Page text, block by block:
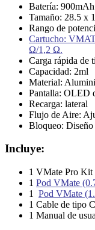
Batería:
Tamaño: 28.5 x
Rango de
Cartucho:
Ω/1,2 Ω.
Carga rápida de
Capacidad: 2ml
Material:
Pantalla: OLED
Recarga: lateral
Flujo de Aire:
Bloqueo: Diseño
Incluye:
1 VMate Pro Kit
1 Pod VMate
1 Pod VMate
1 Cable de tipo C
1 Manual de